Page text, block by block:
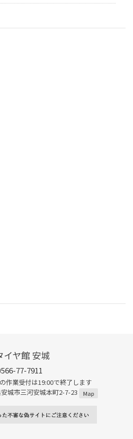
イヤ館 安城
77-7911
作業受付は19:00で終了します
城市三河安城本町2-7-23
Map